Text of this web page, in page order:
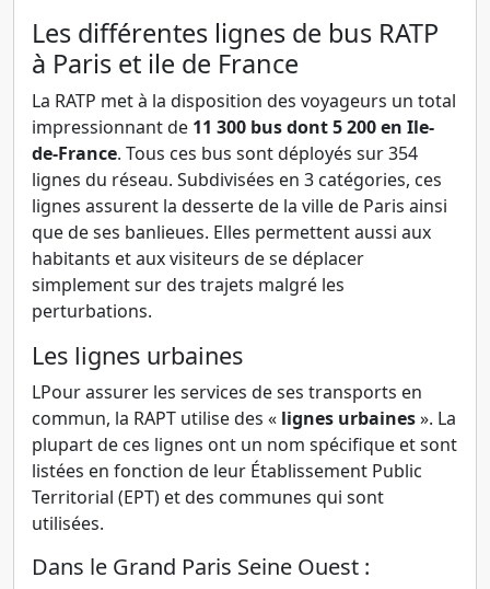
Les différentes lignes de bus RATP
à Paris et ile de France
La RATP met à la disposition des voyageurs un total
impressionnant de 11 300 bus dont 5 200 en Ile-
de-France. Tous ces bus sont déployés sur 354
lignes du réseau. Subdivisées en 3 catégories, ces
lignes assurent la desserte de la ville de Paris ainsi
que de ses banlieues. Elles permettent aussi aux
habitants et aux visiteurs de se déplacer
simplement sur des trajets malgré les
perturbations.
Les lignes urbaines
LPour assurer les services de ses transports en
commun, la RAPT utilise des « lignes urbaines». La
plupart de ces lignes ont un nom spécifique et sont
listées en fonction de leur Établissement Public
Territorial (EPT) et des communes qui sont
utilisées.
Dans le Grand Paris Seine Ouest :